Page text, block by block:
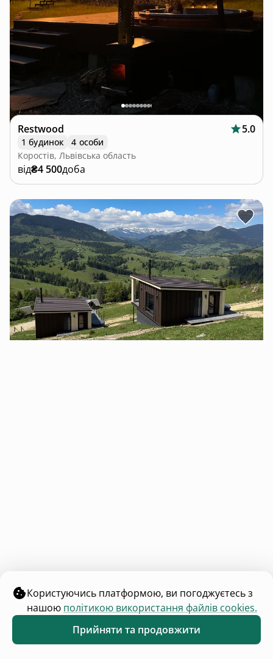
Restwood 5.0
1 будинок
4 особи
Коростів, Львівська область
від₴4 500доба
Користуючись платформою, ви погоджуєтесь з
нашою політикою використання файлів cookies.
Прийняти та продовжити
Каталог